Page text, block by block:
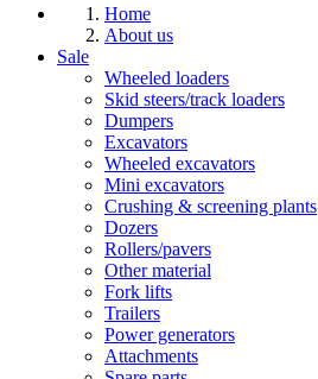
Home
About us
Sale
Wheeled loaders
Skid steers/track loaders
Dumpers
Excavators
Wheeled excavators
Mini excavators
Crushing & screening plants
Dozers
Rollers/pavers
Other material
Fork lifts
Trailers
Power generators
Attachments